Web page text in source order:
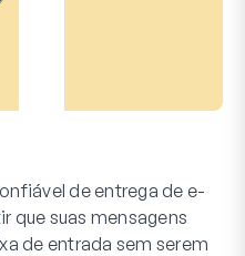
de entrega de e-
que suas mensagens
de entrada sem serem